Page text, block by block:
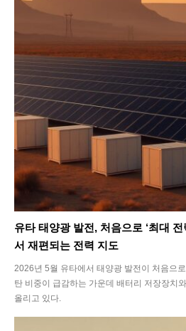
유타 태양광 발전, 처음으로 ‘최대
서 재편되는 전력 지도
2026년 5월 유타에서 태양광 발전이 처음으
탄 비중이 급감하는 가운데 배터리 저장장치
올리고 있다.